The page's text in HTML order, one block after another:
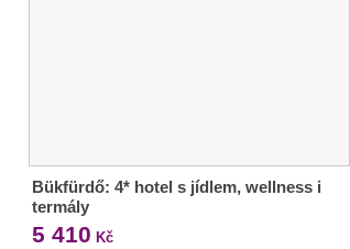
Bükfürdő: 4* hotel s jídlem, wellness i
termály
5 410 Kč